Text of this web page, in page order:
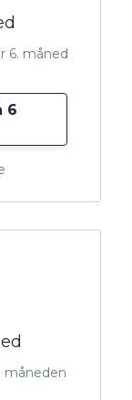
måneden
6. måned
6